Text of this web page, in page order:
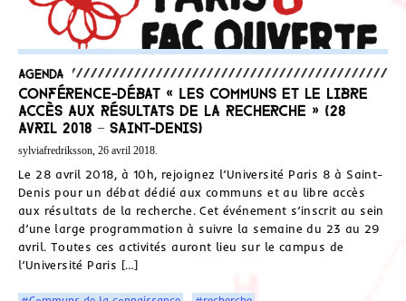
Agenda
Conférence-débat « Les communs et le libre
accès aux résultats de la recherche » (28
avril 2018 – Saint-Denis)
sylviafredriksson, 26 avril 2018.
Le 28 avril 2018, à 10h, rejoignez l’Université Paris 8 à Saint-
Denis pour un débat dédié aux communs et au libre accès
aux résultats de la recherche. Cet événement s’inscrit au sein
d’une large programmation à suivre la semaine du 23 au 29
avril. Toutes ces activités auront lieu sur le campus de
l’Université Paris […]